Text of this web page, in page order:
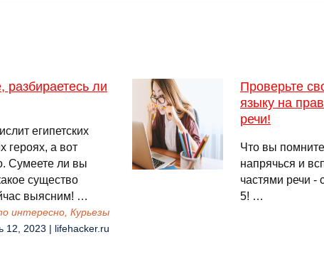
ли
египетских
героях, а вот
Сумеете ли вы
существо
выясним! …
интересно, Курьезы
12, 2023 | lifehacker.ru
Проверьте
языку на
речи!
Что вы
напрячься и
частями речи -
5! …